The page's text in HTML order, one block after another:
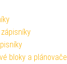
bloky a plánovače